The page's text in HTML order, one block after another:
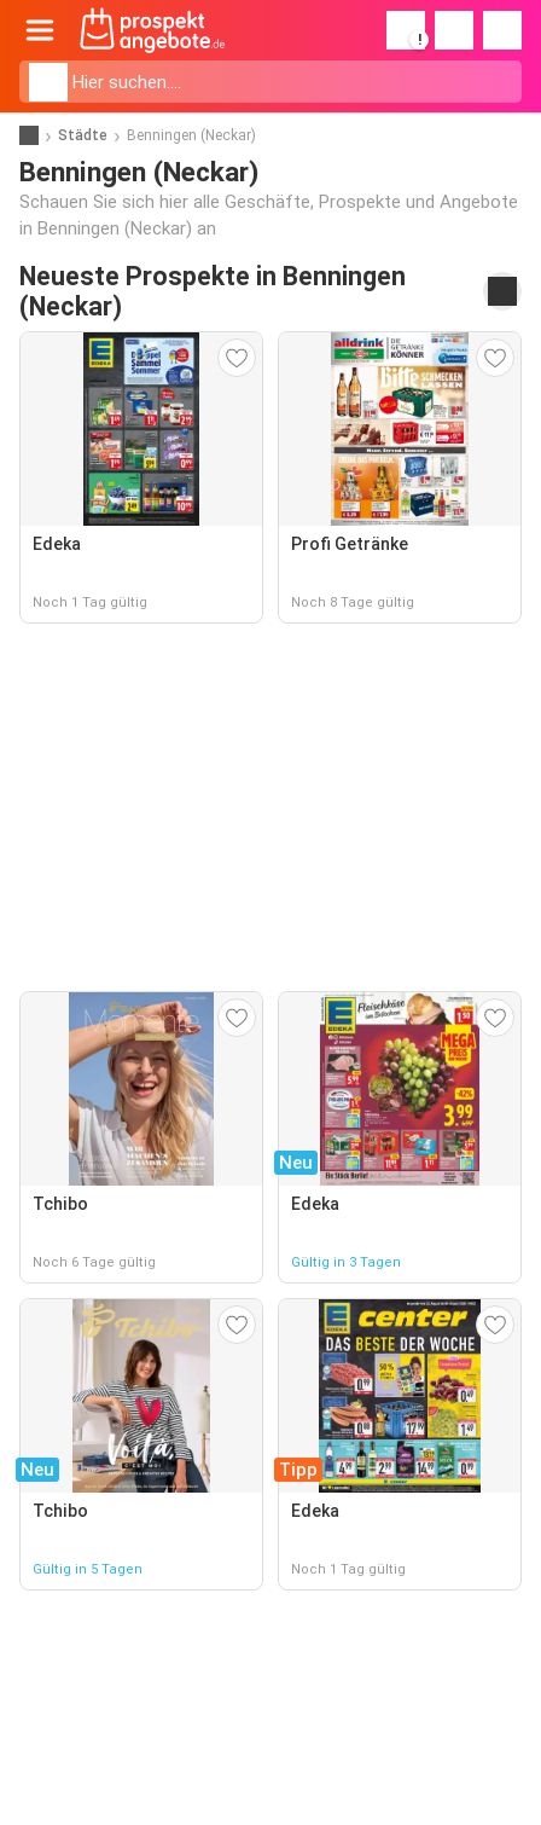
!
Städte Benningen (Neckar)
Benningen (Neckar)
Schauen Sie sich hier alle Geschäfte, Prospekte und Angebote
in Benningen (Neckar) an
Neueste Prospekte in Benningen
(Neckar)
Edeka
Noch 1 Tag gültig
Profi Getränke
Noch 8 Tage gültig
Tchibo
Noch 6 Tage gültig
Neu
Edeka
Gültig in 3 Tagen
Neu
Tchibo
Gültig in 5 Tagen
Tipp
Edeka
Noch 1 Tag gültig